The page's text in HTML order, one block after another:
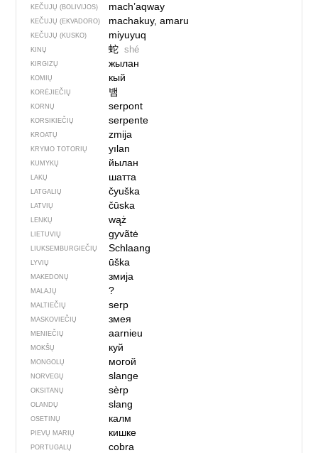
KEČUJŲ (BOLIVIJOS) mach’aqway
KEČUJŲ (EKVADORO) machakuy, amaru
KEČUJŲ (KUSKO) miyuyuq
KINŲ 蛇 shé
KIRGIZŲ жылан
KOMIŲ кый
KORĖJIEČIŲ 뱀
KORNŲ serpont
KORSIKIEČIŲ serpente
KROATŲ zmija
KRYMO TOTORIŲ yılan
KUMYKŲ йылан
LAKŲ шатта
LATGALIŲ čyuška
LATVIŲ čūska
LENKŲ wąż
LIETUVIŲ gyvãtė
LIUKSEMBURGIEČIŲ Schlaang
LYVIŲ ūška
MAKEDONŲ змија
MALAJŲ ?
MALTIEČIŲ serp
MASKOVIEČIŲ змея
MENIEČIŲ aarnieu
MOKŠŲ куй
MONGOLŲ могой
NORVEGŲ slange
OKSITANŲ sèrp
OLANDŲ slang
OSETINŲ калм
PIEVŲ MARIŲ кишке
PORTUGALŲ cobra